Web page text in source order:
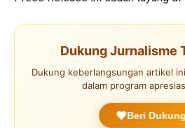
Dukung Jurnalisme
Dukung keberlangsungan artikel
dalam program
Beri